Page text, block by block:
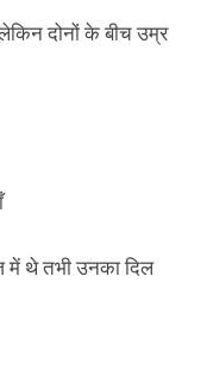
दोनों के बीच उम्र
में थे तभी उनका दिल